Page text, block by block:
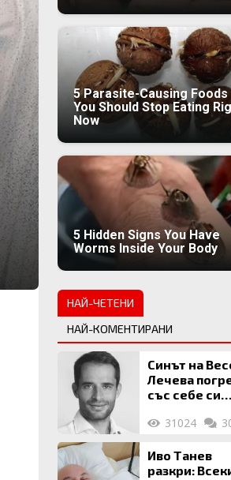
5 Parasite-Causing Foods
You Should Stop Eating
Now
5 Hidden Signs You Have
Worms Inside Your Body
НАЙ-ЧЕТЕНИ
НАЙ-КОМЕНТИРАНИ
Синът на
Лечева
със себе си
млн. евро
31024
Иво Танев
разкри: